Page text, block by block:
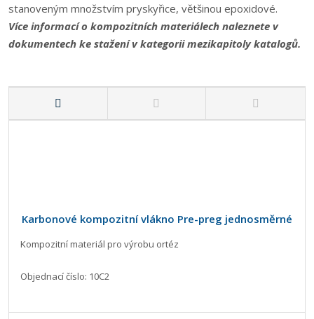
stanoveným množstvím pryskyřice, většinou epoxidové.
Více informací o kompozitních materiálech naleznete v
dokumentech ke stažení v kategorii mezikapitoly katalogů.
Karbonové kompozitní vlákno Pre-preg jednosměrné
Kompozitní materiál pro výrobu ortéz
Objednací číslo: 10C2